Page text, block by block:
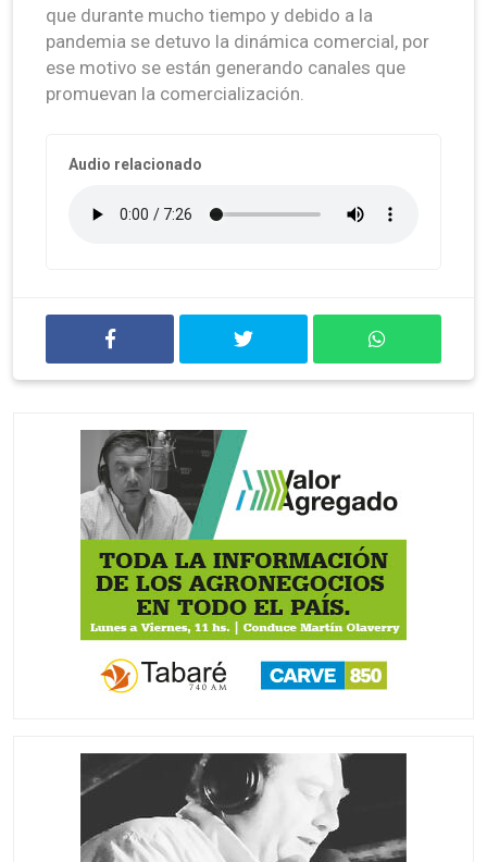
que durante mucho tiempo y debido a la
pandemia se detuvo la dinámica comercial, por
ese motivo se están generando canales que
promuevan la comercialización.
Audio relacionado